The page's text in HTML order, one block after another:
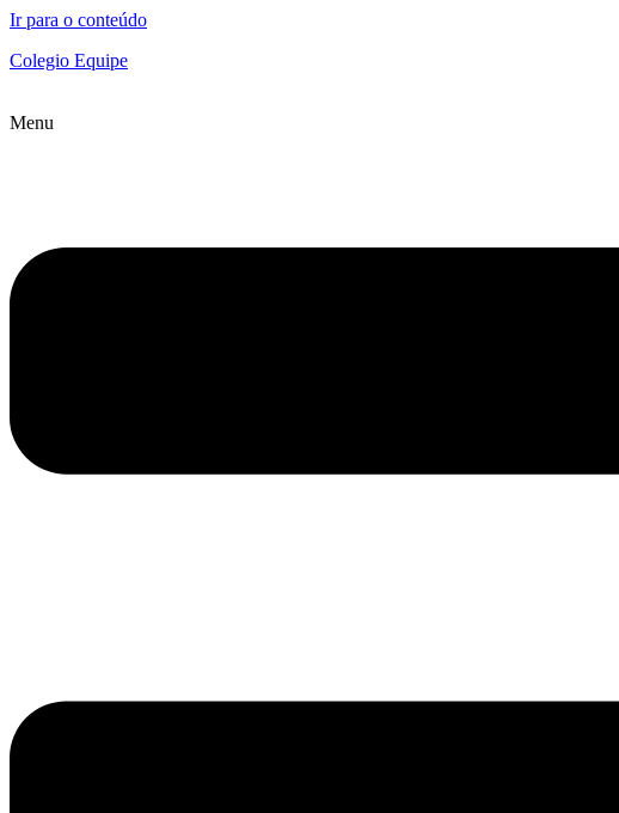
Ir para o conteúdo
Colegio Equipe
Menu